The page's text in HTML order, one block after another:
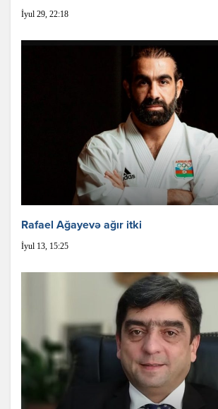
İyul 29, 22:18
Rafael Ağayevə ağır itki
İyul 13, 15:25